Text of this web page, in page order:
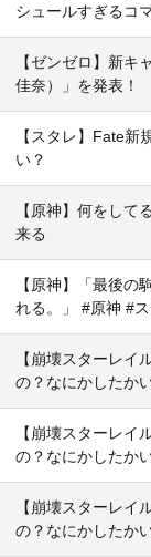
シュールすぎるコ
【ゼンゼロ】新キ
佳奈）」を発表！
【スタレ】Fate新
い？
【原神】何をして
来る
【原神】「最後の
れる。」 #原神 #
【崩壊スターレイ
の？なにかしたか
【崩壊スターレイ
の？なにかしたか
【崩壊スターレイ
の？なにかしたか